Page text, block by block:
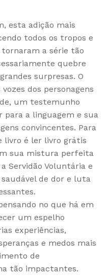
esta adição mais
todos os tropos e
a série tão
quebre
surpresas. O
dos personagens
um testemunho
para a linguagem e sua
convincentes. Para
livro é ler livro grátis
sua mistura perfeita
Servidão Voluntária e
de dor e luta
no que há em
um espelho
experiências,
e medos mais
de
tão impactantes.